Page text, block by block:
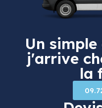
Un
j'arrive
la